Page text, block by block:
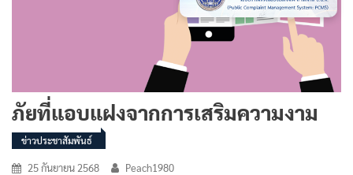
ภัยที่แอบแฝงจากการเสริมความงาม
ข่าวประชาสัมพันธ์
25 กันยายน 2568 Peach1980